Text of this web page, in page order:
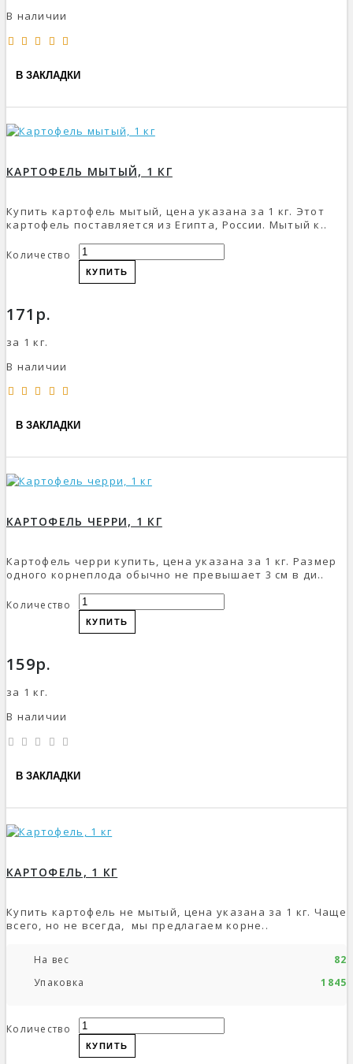
В наличии
В ЗАКЛАДКИ
КАРТОФЕЛЬ МЫТЫЙ, 1 КГ
Купить картофель мытый, цена указана за 1 кг. Этот
картофель поставляется из Египта, России. Мытый к..
Количество
КУПИТЬ
171р.
за 1 кг.
В наличии
В ЗАКЛАДКИ
КАРТОФЕЛЬ ЧЕРРИ, 1 КГ
Картофель черри купить, цена указана за 1 кг. Размер
одного корнеплода обычно не превышает 3 см в ди..
Количество
КУПИТЬ
159р.
за 1 кг.
В наличии
В ЗАКЛАДКИ
КАРТОФЕЛЬ, 1 КГ
Купить картофель не мытый, цена указана за 1 кг. Чаще
всего, но не всегда, мы предлагаем корне..
На вес
Упаковка
Количество
КУПИТЬ